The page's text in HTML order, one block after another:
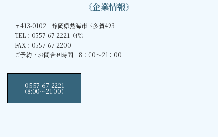
《企業情報》
〒413-0102 静岡県熱海市下多賀493
TEL：0557-67-2221（代）
FAX：0557-67-2200
ご予約・お問合せ時間 8：00～21：00
0557-67-2221
（8:00〜21:00）